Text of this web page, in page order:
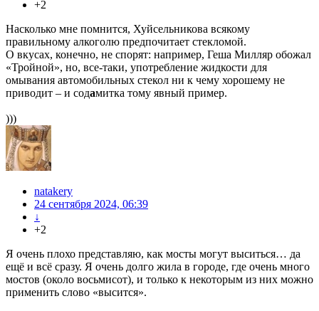
+2
Насколько мне помнится, Хуйсельникова всякому
правильному алкоголю предпочитает стекломой.
О вкусах, конечно, не спорят: например, Геша Милляр обожал
«Тройной», но, все-таки, употребление жидкости для
омывания автомобильных стекол ни к чему хорошему не
приводит – и содамитка тому явный пример.
)))
natakery
24 сентября 2024, 06:39
↓
+2
Я очень плохо представляю, как мосты могут выситься… да
ещё и всё сразу. Я очень долго жила в городе, где очень много
мостов (около восьмисот), и только к некоторым из них можно
применить слово «высится».